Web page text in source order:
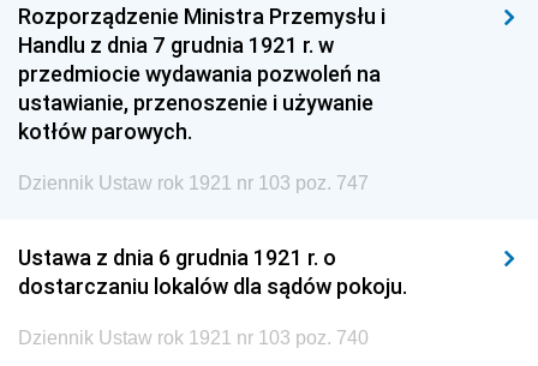
Rozporządzenie Ministra Przemysłu i
Handlu z dnia 7 grudnia 1921 r. w
przedmiocie wydawania pozwoleń na
ustawianie, przenoszenie i używanie
kotłów parowych.
Dziennik Ustaw rok 1921 nr 103 poz. 747
Ustawa z dnia 6 grudnia 1921 r. o
dostarczaniu lokalów dla sądów pokoju.
Dziennik Ustaw rok 1921 nr 103 poz. 740